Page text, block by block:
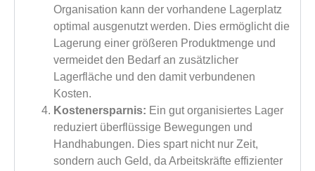
Organisation kann der vorhandene Lagerplatz
optimal ausgenutzt werden. Dies ermöglicht die
Lagerung einer größeren Produktmenge und
vermeidet den Bedarf an zusätzlicher
Lagerfläche und den damit verbundenen
Kosten.
Kostenersparnis: Ein gut organisiertes Lager
reduziert überflüssige Bewegungen und
Handhabungen. Dies spart nicht nur Zeit,
sondern auch Geld, da Arbeitskräfte effizienter